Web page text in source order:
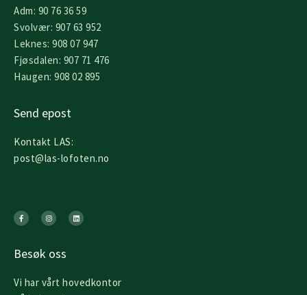
Adm: 90 76 36 59
Svolvær: 907 63 952
Leknes: 908 07 947
Fjøsdalen: 907 71 476
Haugen: 908 02 895
Send epost
Kontakt LAS:
post@las-lofoten.no
c
e
b
-
s
t
a
m
n
k
e
Besøk oss
Vi har vårt hovedkontor